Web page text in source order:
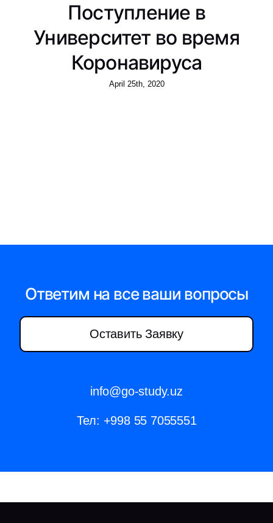
Поступление в
Университет во время
Коронавируса
April 25th, 2020
Ответим на все ваши вопросы
Оставить Заявку
info@go-study.uz
Тел: +998 55 7055551